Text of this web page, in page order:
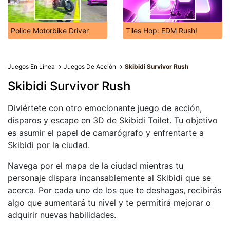
Police Motorbike Driver Tiles Hop: EDM Rush!
Juegos En Línea Juegos De Acción Skibidi Survivor Rush
Skibidi Survivor Rush
Diviértete con otro emocionante juego de acción,
disparos y escape en 3D de Skibidi Toilet. Tu objetivo
es asumir el papel de camarógrafo y enfrentarte a
Skibidi por la ciudad.
Navega por el mapa de la ciudad mientras tu
personaje dispara incansablemente al Skibidi que se
acerca. Por cada uno de los que te deshagas, recibirás
algo que aumentará tu nivel y te permitirá mejorar o
adquirir nuevas habilidades.